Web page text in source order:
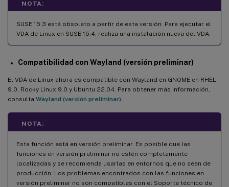
NOTA:
SUSE 15.3 está obsoleto a partir de esta versión. Para ejecutar el
VDA de Linux en SUSE 15.4, realiza una instalación nueva del VDA.
Compatibilidad con Wayland (versión preliminar)
El VDA de Linux ahora es compatible con Wayland en GNOME en RHEL
9.0, Rocky Linux 9.0 y Ubuntu 22.04. Para obtener más información,
consulta Wayland (versión preliminar)
NOTA:
Esta función está en versión preliminar. Es posible que las
funciones en versión preliminar no estén completamente
localizadas y se recomienda usarlas en entornos que no sean de
producción. Los problemas encontrados con las funciones en
versión preliminar no son compatibles con el Soporte técnico de